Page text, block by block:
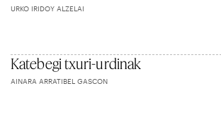
URKO IRIDOY ALZELAI
Katebegi txuri-urdinak
AINARA ARRATIBEL GASCON